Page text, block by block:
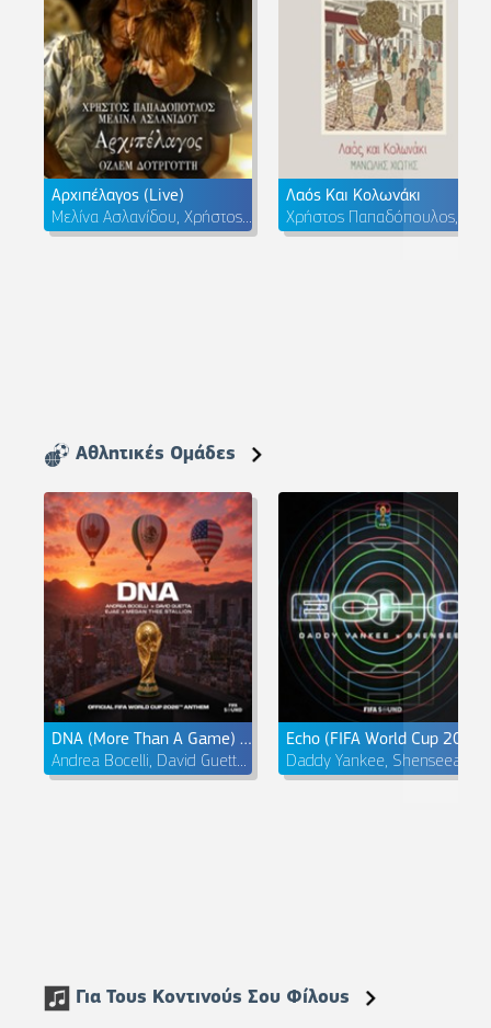
Αρχιπέλαγος (Live) Λαός Και Κολωνάκι
Αθλητικές Ομάδες
DNA (More Than A Game) [FIFA World Cup 2026™]
Για Τους Κοντινούς Σου Φίλους